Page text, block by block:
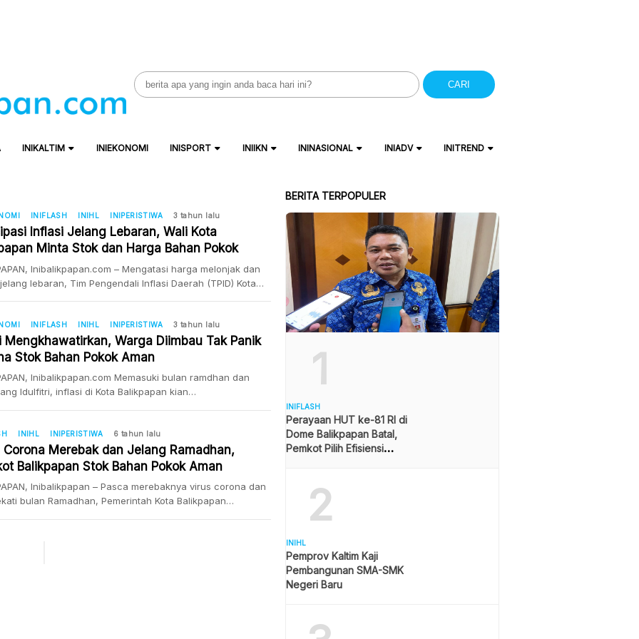
Search
for:
CARI
INIKALTIM INIEKONOMI INISPORT INIIKN ININASIONAL INIADV INITREND
INIFLASH INIHL INIPERISTIWA 3 tahun lalu
Inflasi Jelang Lebaran, Wali Kota
Minta Stok dan Harga Bahan Pokok
Inibalikpapan.com – Mengatasi harga melonjak dan
lebaran, Tim Pengendali Inflasi Daerah (TPID) Kota
arahan Presiden Joko Widodo daerah diminta untuk tetap
ketersediaan pasokan bahan pokok untuk mencegah
Khususnya pada ramadhan saat […]
INIFLASH INIHL INIPERISTIWA 3 tahun lalu
Mengkhawatirkan, Warga Diimbau Tak Panik
Stok Bahan Pokok Aman
Inibalikpapan.com Memasuki bulan ramdhan dan
Idulfitri, inflasi di Kota Balikpapan kian
(Kepala Bank Indonesia Balikpapan) di Kota Balikpapan
sudah cukup mengkhawatirkan, cukup tinggi,’ ujar
II Pemerintah Kota Balikpapan Agus Budi Prasetyo. Dia
sudah beberapa kali […]
INIHL INIPERISTIWA 6 tahun lalu
Corona Merebak dan Jelang Ramadhan,
Balikpapan Stok Bahan Pokok Aman
Inibalikpapan – Pasca merebaknya virus corona dan
bulan Ramadhan, Pemerintah Kota Balikpapan
BERITA TERPOPULER
1
INIFLASH
Perayaan HUT ke-81 RI di
Dome Balikpapan Batal,
Pemkot Pilih Efisiensi
2
INIHL
Pemprov Kaltim Kaji
Pembangunan SMA-SMK
Negeri Baru